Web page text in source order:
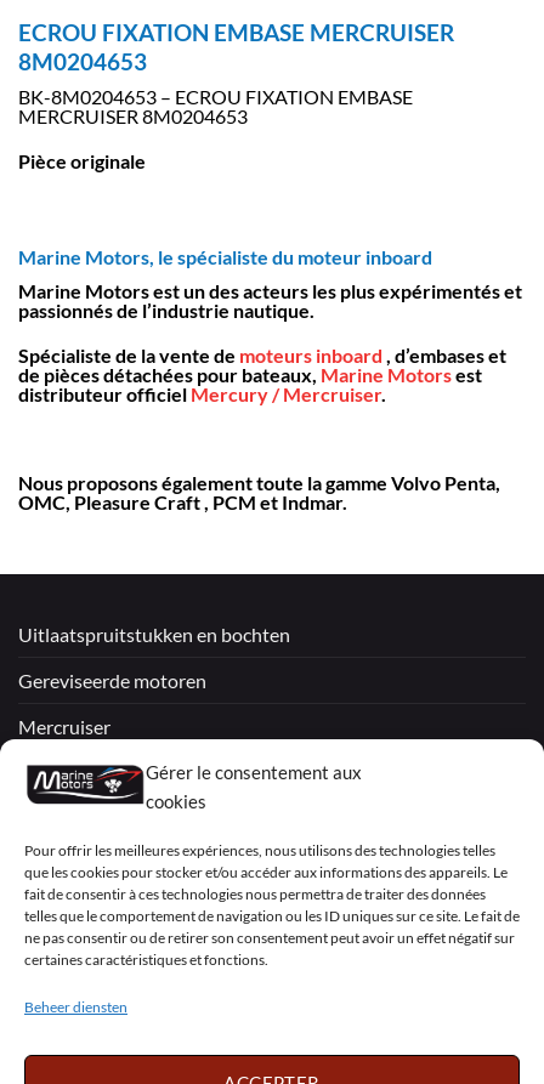
Gérer le consentement aux
cookies
Pour offrir les meilleures expériences, nous utilisons des technologies telles
que les cookies pour stocker et/ou accéder aux informations des appareils. Le
fait de consentir à ces technologies nous permettra de traiter des données
telles que le comportement de navigation ou les ID uniques sur ce site. Le fait de
ne pas consentir ou de retirer son consentement peut avoir un effet négatif sur
certaines caractéristiques et fonctions.
Beheer diensten
ECROU FIXATION EMBASE MERCRUISER
8M0204653
BK-8M0204653 – ECROU FIXATION EMBASE
MERCRUISER 8M0204653
Pièce originale
Marine Motors, le spécialiste du moteur inboard
Marine Motors est un des acteurs les plus expérimentés et
passionnés de l’industrie nautique.
Spécialiste de la vente de moteurs inboard , d’embases et
de pièces détachées pour bateaux, Marine Motorsest
distributeur officiel Mercury / Mercruiser.
Nous proposons également toute la gamme Volvo Penta,
OMC, Pleasure Craft , PCM et Indmar.
Uitlaatspruitstukken en bochten
Gereviseerde motoren
Mercruiser
VOLVO PENTA / OMC
My Account
Visa PayPal